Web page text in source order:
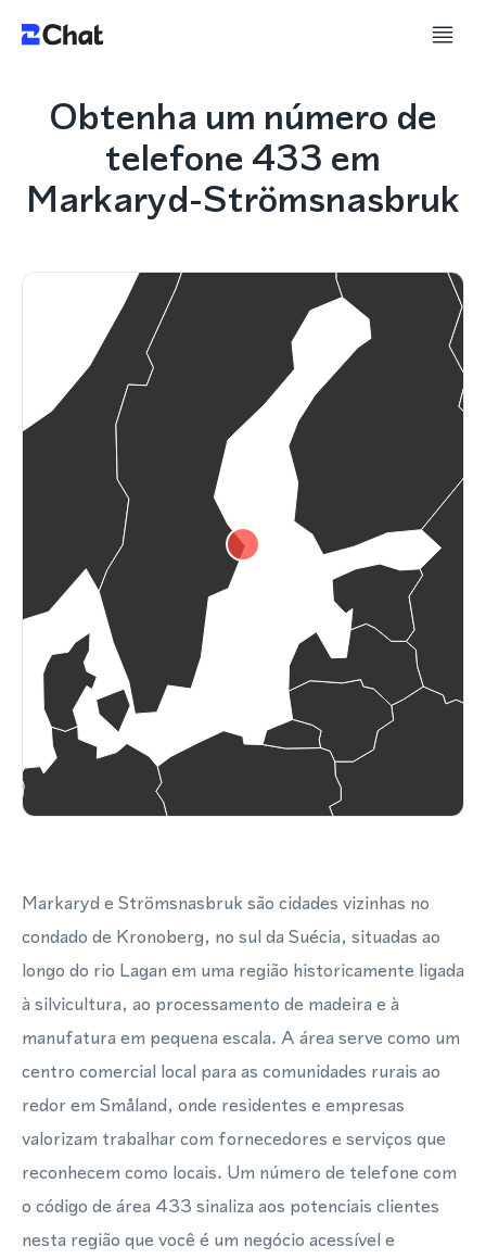
Obtenha um número de
telefone 433 em
Markaryd-Strömsnasbruk
Markaryd e Strömsnasbruk são cidades vizinhas no
condado de Kronoberg, no sul da Suécia, situadas ao
longo do rio Lagan em uma região historicamente ligada
à silvicultura, ao processamento de madeira e à
manufatura em pequena escala. A área serve como um
centro comercial local para as comunidades rurais ao
redor em Småland, onde residentes e empresas
valorizam trabalhar com fornecedores e serviços que
reconhecem como locais. Um número de telefone com
o código de área 433 sinaliza aos potenciais clientes
nesta região que você é um negócio acessível e